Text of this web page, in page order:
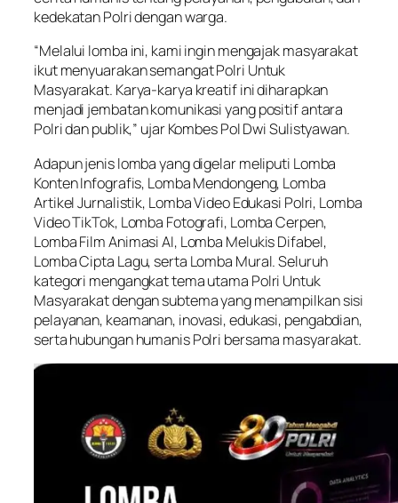
kedekatan Polri dengan warga.
“Melalui lomba ini, kami ingin mengajak masyarakat
ikut menyuarakan semangat Polri Untuk
Masyarakat. Karya-karya kreatif ini diharapkan
menjadi jembatan komunikasi yang positif antara
Polri dan publik,” ujar Kombes Pol Dwi Sulistyawan.
Adapun jenis lomba yang digelar meliputi Lomba
Konten Infografis, Lomba Mendongeng, Lomba
Artikel Jurnalistik, Lomba Video Edukasi Polri, Lomba
Video TikTok, Lomba Fotografi, Lomba Cerpen,
Lomba Film Animasi AI, Lomba Melukis Difabel,
Lomba Cipta Lagu, serta Lomba Mural. Seluruh
kategori mengangkat tema utama Polri Untuk
Masyarakat dengan subtema yang menampilkan sisi
pelayanan, keamanan, inovasi, edukasi, pengabdian,
serta hubungan humanis Polri bersama masyarakat.